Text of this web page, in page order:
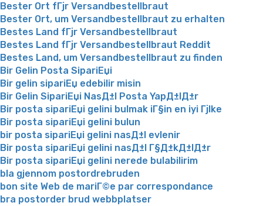
Bester Ort fГјr Versandbestellbraut
Bester Ort, um Versandbestellbraut zu erhalten
Bestes Land fГјr Versandbestellbraut
Bestes Land fГјr Versandbestellbraut Reddit
Bestes Land, um Versandbestellbraut zu finden
Bir Gelin Posta SipariЕџi
Bir gelin sipariЕџ edebilir misin
Bir Gelin SipariЕџi NasД±l Posta YapД±lД±r
Bir posta sipariЕџi gelini bulmak iГ§in en iyi Гјlke
Bir posta sipariЕџi gelini bulun
bir posta sipariЕџi gelini nasД±l evlenir
Bir posta sipariЕџi gelini nasД±l Г§Д±kД±lД±r
Bir posta sipariЕџi gelini nerede bulabilirim
bla gjennom postordrebruden
bon site Web de mariГ©e par correspondance
bra postorder brud webbplatser